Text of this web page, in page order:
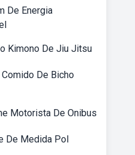
De Energia
Kimono De Jiu Jitsu
De Bicho
Motorista De Onibus
De Medida Pol